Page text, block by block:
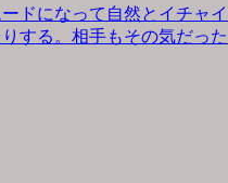
ドになって自然とイチャイ
する。相手もその気だった